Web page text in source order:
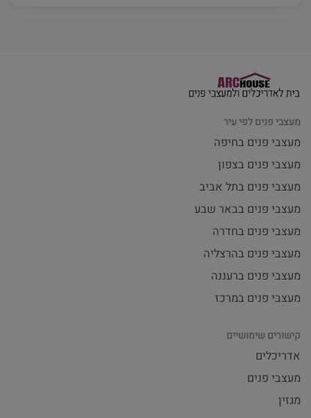
מעצבי פנים לפי עיר
מעצבי פנים בחיפה
מעצבי פנים בצפון
מעצבי פנים בתל אביב
מעצבי פנים בבאר שבע
מעצבי פנים בחדרה
מעצבי פנים בהרצליה
מעצבי פנים ברעננה
מעצבי פנים במרכז
קישורים שימושיים
אדריכלים
מעצבי פנים
מגזין